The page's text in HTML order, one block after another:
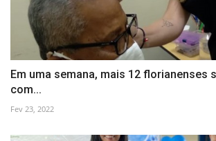
Em uma semana, mais 12 florianenses
com...
Fev 23, 2022